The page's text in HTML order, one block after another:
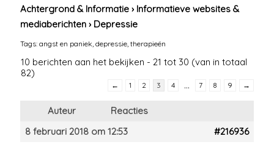
Achtergrond & Informatie › Informatieve websites &
mediaberichten › Depressie
Tags:angst en paniek ,depressie ,therapieën
10 berichten aan het bekijken - 21 tot 30 (van in totaal
82)
← 1 2 3 4 … 7 8 9 →
Auteur
Reacties
8 februari 2018 om 12:53
#216936